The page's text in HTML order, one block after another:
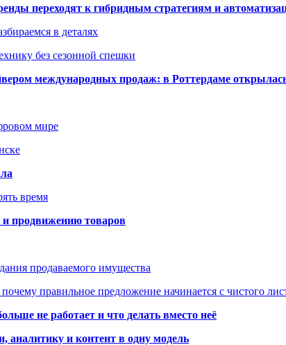
переходят к гибридным стратегиям и
в деталях
без сезонной спешки
международных продаж: в Роттердаме
мире
время
продвижению товаров
продаваемого имущества
правильное предложение начинается с чистого
не работает и что делать вместо неё
аналитику и контент в одну модель